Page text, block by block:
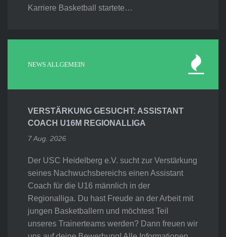
Karriere Basketball startete…
NEWS ALLGEMEIN
VERSTÄRKUNG GESUCHT: ASSISTANT
COACH U16M REGIONALLIGA
7 Aug. 2026
Der USC Heidelberg e.V. sucht zur Verstärkung
seines Nachwuchsbereichs einen Assistant
Coach für die U16 männlich in der
Regionalliga. Du hast Freude an der Arbeit mit
jungen Basketballern und möchtest Teil
unseres Trainerteams werden? Dann freuen wir